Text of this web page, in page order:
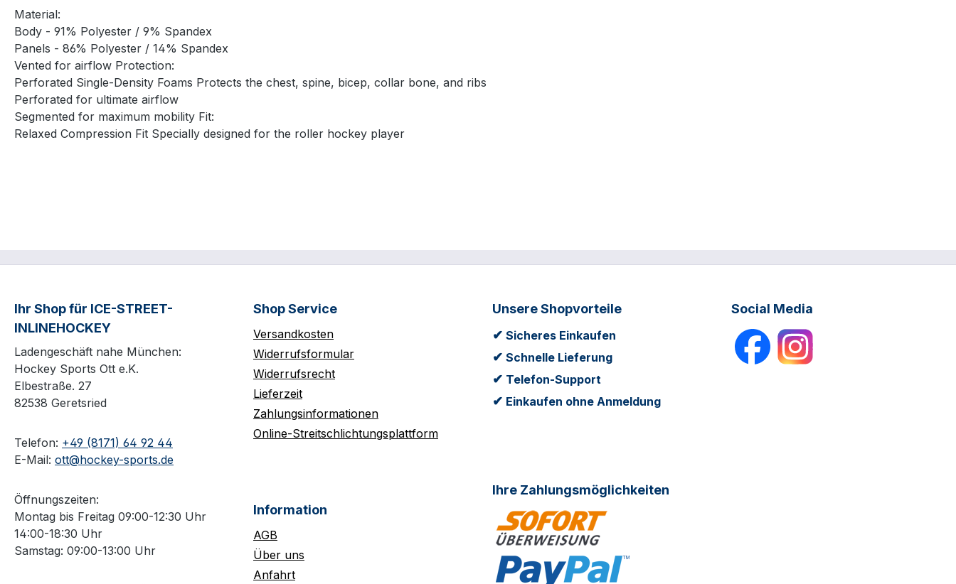
Material:
Body - 91% Polyester / 9% Spandex
Panels - 86% Polyester / 14% Spandex
Vented for airflow Protection:
Perforated Single-Density Foams Protects the chest, spine, bicep, collar bone, and ribs
Perforated for ultimate airflow
Segmented for maximum mobility Fit:
Relaxed Compression Fit Specially designed for the roller hockey player
Ihr Shop für ICE-STREET-
INLINEHOCKEY
Ladengeschäft nahe München:
Hockey Sports Ott e.K.
Elbestraße. 27
82538 Geretsried
Telefon: +49 (8171) 64 92 44
E-Mail: ott@hockey-sports.de
Öffnungszeiten:
Montag bis Freitag 09:00-12:30 Uhr
14:00-18:30 Uhr
Samstag: 09:00-13:00 Uhr
Shop Service
Versandkosten
Widerrufsformular
Widerrufsrecht
Lieferzeit
Zahlungsinformationen
Online-Streitschlichtungsplattform
Information
AGB
Über uns
Anfahrt
Unsere Shopvorteile
✔ Sicheres Einkaufen
✔ Schnelle Lieferung
✔ Telefon-Support
✔ Einkaufen ohne Anmeldung
Ihre Zahlungsmöglichkeiten
Social Media